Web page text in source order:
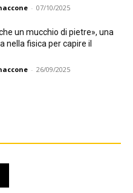
- 07/10/2025
un mucchio di pietre», una
nella fisica per capire il
- 26/09/2025